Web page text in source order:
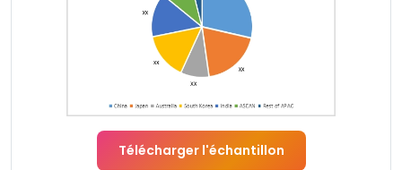
Télécharger l'échantillon